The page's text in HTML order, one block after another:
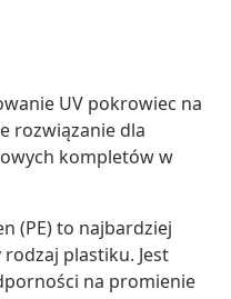
UV pokrowiec na
rozwiązanie dla
kompletów w
(PE) to najbardziej
plastiku. Jest
na promienie